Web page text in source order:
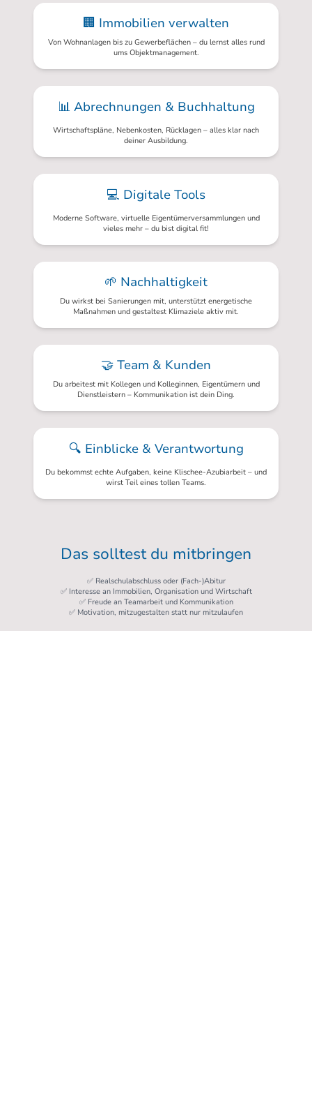
🏢 Immobilien verwalten
Von Wohnanlagen bis zu Gewerbeflächen – du lernst alles rund
ums Objektmanagement.
📊 Abrechnungen & Buchhaltung
Wirtschaftspläne, Nebenkosten, Rücklagen – alles klar nach
deiner Ausbildung.
💻 Digitale Tools
Moderne Software, virtuelle Eigentümerversammlungen und
vieles mehr – du bist digital fit!
🌱 Nachhaltigkeit
Du wirkst bei Sanierungen mit, unterstützt energetische
Maßnahmen und gestaltest Klimaziele aktiv mit.
🤝 Team & Kunden
Du arbeitest mit Kollegen und Kolleginnen, Eigentümern und
Dienstleistern – Kommunikation ist dein Ding.
🔍 Einblicke & Verantwortung
Du bekommst echte Aufgaben, keine Klischee-Azubiarbeit – und
wirst Teil eines tollen Teams.
Das solltest du mitbringen
✅ Realschulabschluss oder (Fach-)Abitur
✅ Interesse an Immobilien, Organisation und Wirtschaft
✅ Freude an Teamarbeit und Kommunikation
✅ Motivation, mitzugestalten statt nur mitzulaufen